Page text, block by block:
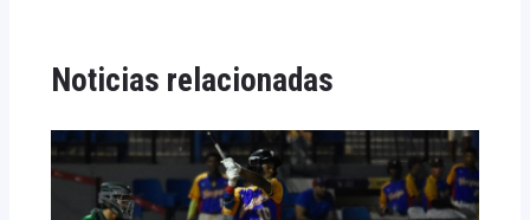
Noticias relacionadas